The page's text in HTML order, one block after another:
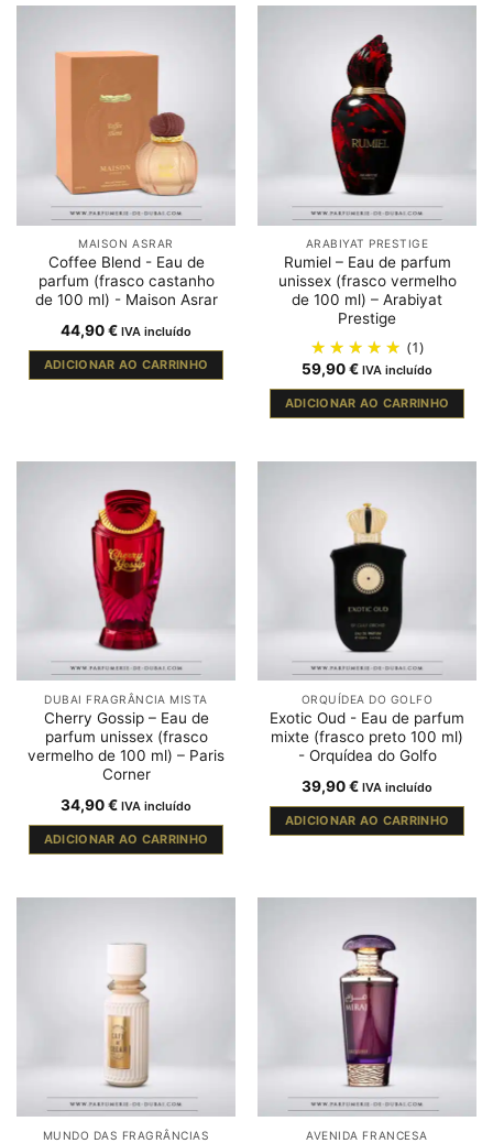
MAISON ASRAR
Coffee Blend - Eau de
parfum (frasco castanho
de 100 ml) - Maison Asrar
44,90€ IVA incluído
ADICIONAR AO CARRINHO
ARABIYAT PRESTIGE
Rumiel – Eau de parfum
unissex (frasco vermelho
de 100 ml) – Arabiyat
Prestige
(1)
59,90€ IVA incluído
ADICIONAR AO CARRINHO
DUBAI FRAGRÂNCIA MISTA
Cherry Gossip – Eau de
parfum unissex (frasco
vermelho de 100 ml) – Paris
Corner
34,90€ IVA incluído
ADICIONAR AO CARRINHO
ORQUÍDEA DO GOLFO
Exotic Oud - Eau de parfum
mixte (frasco preto 100 ml)
- Orquídea do Golfo
39,90€ IVA incluído
ADICIONAR AO CARRINHO
MUNDO DAS FRAGRÂNCIAS AVENIDA FRANCESA